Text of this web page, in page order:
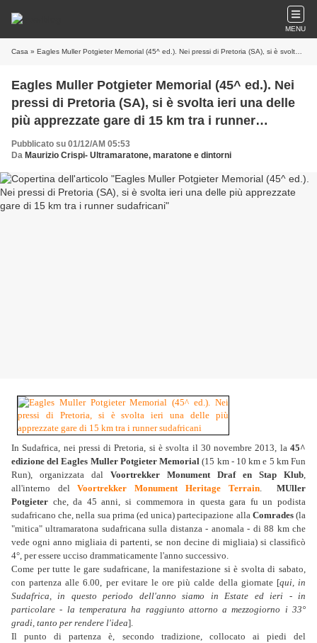
MENU
Casa » Eagles Muller Potgieter Memorial (45^ ed.). Nei pressi di Pretoria (SA), si è svolta ieri una delle più apprezzate gare di 15 km tra i runner sudafricani
Eagles Muller Potgieter Memorial (45^ ed.). Nei
pressi di Pretoria (SA), si è svolta ieri una delle
più apprezzate gare di 15 km tra i runner
sudafricani
Pubblicato su 01/12/AM 05:53
Da Maurizio Crispi- Ultramaratone, maratone e dintorni
In Sudafrica, nei pressi di Pretoria, si è svolta il 30 novembre 2013, la45^
edizione del Eagles Muller Potgieter Memorial (15 km - 10 km e 5 km Fun
Run), organizzata dal Voortrekker Monument Draf en Stap Klub,
all'interno delVoortrekker Monument Heritage Terrain.MUller
Potgieter che, da 45 anni, si commemora in questa gara fu un podista
sudafricano che, nella sua prima (ed unica) partecipazione alla Comrades(la
"mitica" ultramaratona sudafricana sulla distanza - anomala - di 88 km che
vede ogni anno migliaia di partenti, se non decine di migliaia) si classificò
4°, per essere ucciso drammaticamente l'anno successivo.
Come per tutte le gare sudafricane, la manifestazione si è svolta di sabato,
con partenza alle 6.00, per evitare le ore più calde della giornate [qui, in
Sudafrica, in questo periodo dell'anno siamo in Estate ed ieri - in
particolare - la temperatura ha raggiunto attorno a mezzogiorno i 33°
gradi, tanto per rendere l'idea].
Il punto di partenza è, secondo tradizione, collocato ai piedi del